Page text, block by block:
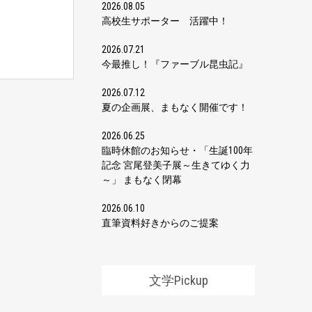
2026.08.05
高校生サポーター 活躍中！
2026.07.21
今最推し！『ファーブル昆虫記』
2026.07.12
夏の企画展、まもなく開催です！
2026.06.25
臨時休館のお知らせ・「生誕100年
記念 宮尾登美子展～生きてゆく力
～」 まもなく閉幕
2026.06.10
直筆資料好きからのご提案
文学Pickup